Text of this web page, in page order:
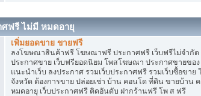
ศฟรี ไม่มี หมดอายุ
เพิ่มยอดขาย ขายฟรี
ลงโฆษณาสินค้าฟรี โฆษณาฟรี ประกาศฟรี เว็บฟรีไม่จำกัด
ประกาศขาย เว็บฟรียอดนิยม โพสโฆษณา ประกาศขายขอ
แนะนำเว็บ ลงประกาศ รวมเว็บประกาศฟรี รวมเว็บซื้อขาย
จังหวัด ต้องการขาย ปล่อยเช่า บ้าน คอนโด ที่ดิน ขายบ้าน
หมดอายุ เว็บประกาศฟรี ติดอันดับ ฝากร้านฟรี โพ ส ฟรี